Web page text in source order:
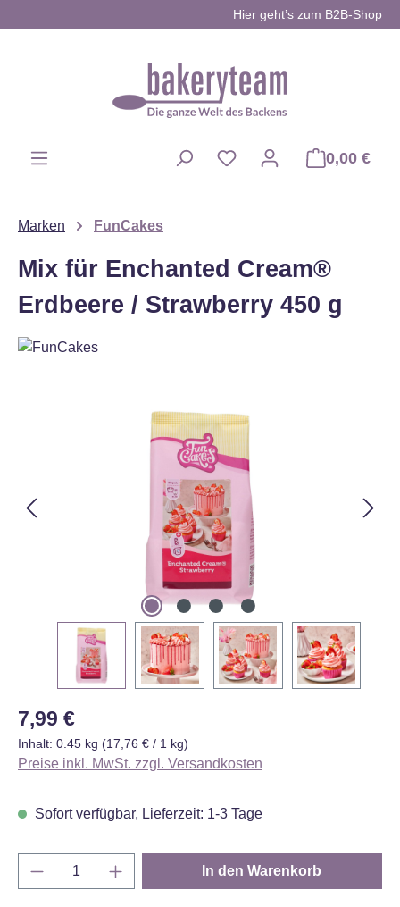
Hier geht’s zum B2B-Shop
0,00 €
Marken FunCakes
Mix für Enchanted Cream®
Erdbeere / Strawberry 450 g
Regulärer Preis:
7,99 €
Inhalt: 0.45 kg (17,76 € / 1 kg)
Preise inkl. MwSt. zzgl. Versandkosten
Sofort verfügbar, Lieferzeit: 1-3 Tage
Produkt Anzahl: Gib den gewünschten
In den Warenkorb